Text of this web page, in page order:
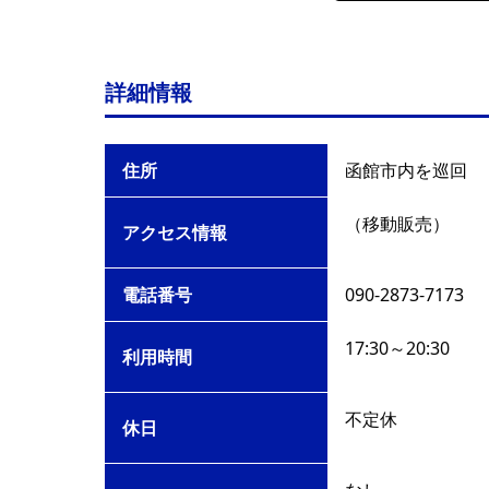
詳細情報
住所 函館市内を巡回
アクセス情報 （移動販売）
電話番号 090-2873-7173
利用時間 17:30～20:30
休日 不定休